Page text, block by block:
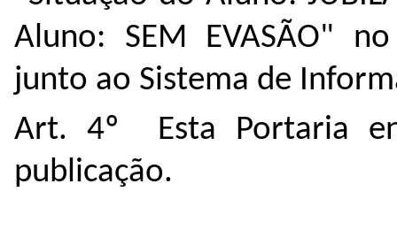
Aluno: SEM EVASÃO"
junto ao Sistema de
Art. 4º Esta Portaria
publicação.